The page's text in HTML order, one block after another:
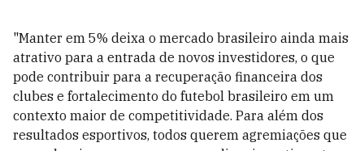
"Manter em 5% deixa o mercado brasileiro ainda mais
atrativo para a entrada de novos investidores, o que
pode contribuir para a recuperação financeira dos
clubes e fortalecimento do futebol brasileiro em um
contexto maior de competitividade. Para além dos
resultados esportivos, todos querem agremiações que